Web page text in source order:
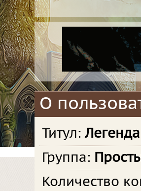
О
Титул:Легенда
Группа:
Количество